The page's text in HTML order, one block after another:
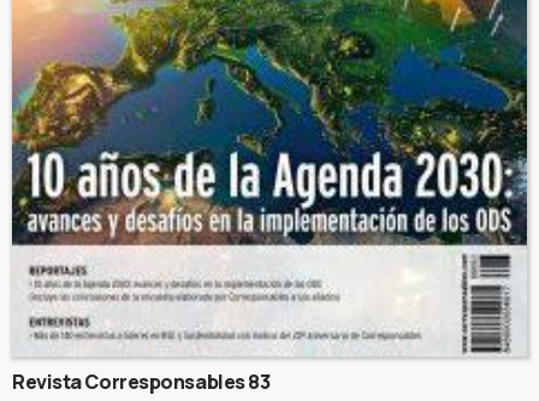
Revista Corresponsables 83